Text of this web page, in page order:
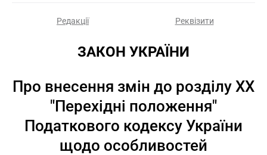
Редакції Реквізити
ЗАКОН УКРАЇНИ
Про внесення змін до розділу XX
"Перехідні положення"
Податкового кодексу України
щодо особливостей